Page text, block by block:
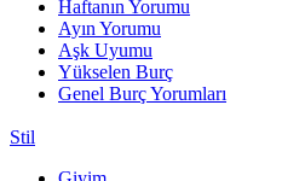
Haftanın Yorumu
Ayın Yorumu
Aşk Uyumu
Yükselen Burç
Genel Burç Yorumları
Stil